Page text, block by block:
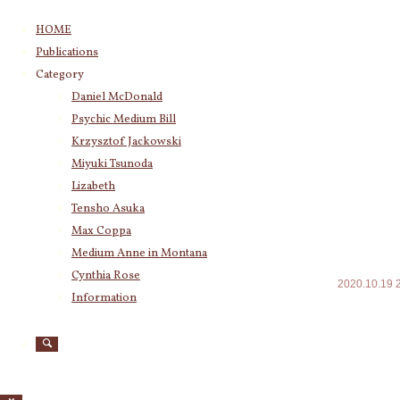
HOME
Publications
Category
Daniel McDonald
Psychic Medium Bill
Krzysztof Jackowski
Miyuki Tsunoda
Lizabeth
Tensho Asuka
Max Coppa
Medium Anne in Montana
Cynthia Rose
Information
2020.10.19
Category
Psychic Medium Bill
Katherine(23)
Krzysztof Jackowski(83)
Daniel McDonald
Miyuki Tsunoda
Lizabeth (255)
Tensho Asuka
Amanda Coppa (210)
Max Coppa
Medium Anne in Montana